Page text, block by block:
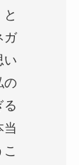
ガ
い
の
る
当